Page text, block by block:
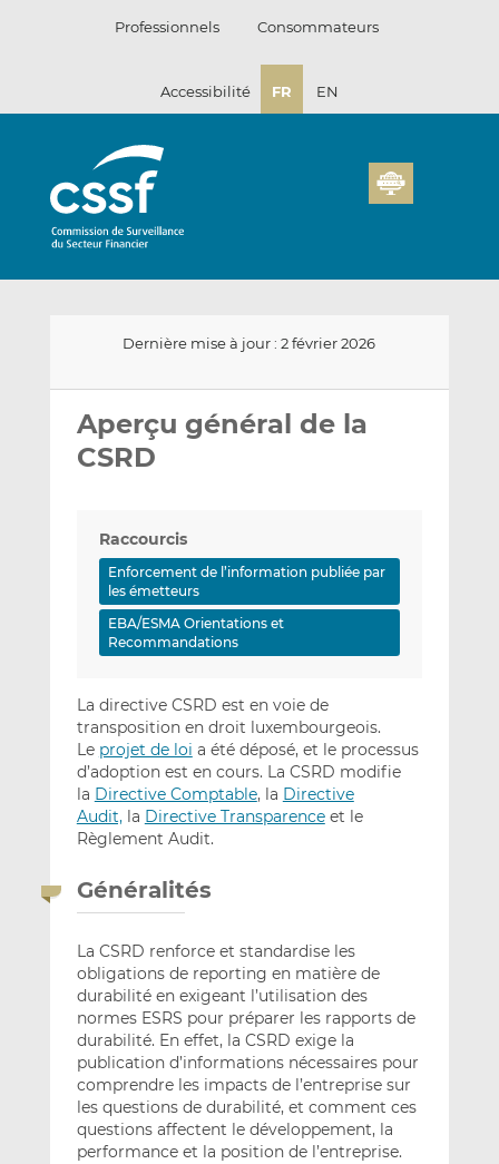
Professionnels Consommateurs
Accessibilité FR EN
Dernière mise à jour : 2 février 2026
par
email
sur
LinkedIn
sur
Facebook
Aperçu général de la
CSRD
Raccourcis
Enforcement de l’information publiée par
les émetteurs
EBA/ESMA Orientations et
Recommandations
La directive CSRD est en voie de
transposition en droit luxembourgeois.
Le projet de loi a été déposé, et le processus
d’adoption est en cours. La CSRD modifie
la Directive Comptable, la Directive
Audit,la Directive Transparenceet le
Règlement Audit.
Généralités
La CSRD renforce et standardise les
obligations de reporting en matière de
durabilité en exigeant l’utilisation des
normes ESRS pour préparer les rapports de
durabilité. En effet, la CSRD exige la
publication d’informations nécessaires pour
comprendre les impacts de l’entreprise sur
les questions de durabilité, et comment ces
questions affectent le développement, la
performance et la position de l’entreprise.